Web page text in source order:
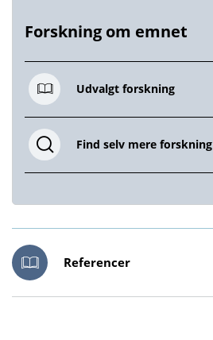
Forskning om emnet
Udvalgt forskning
Find selv mere forskning
Referencer